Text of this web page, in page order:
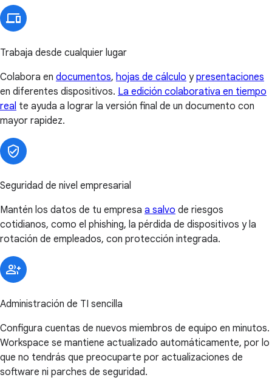
Trabaja desde cualquier lugar
Colabora en documentos, hojas de cálculo ypresentaciones
en diferentes dispositivos. La edición colaborativa en tiempo
real te ayuda a lograr la versión final de un documento con
mayor rapidez.
Seguridad de nivel empresarial
Mantén los datos de tu empresa a salvo de riesgos
cotidianos, como el phishing, la pérdida de dispositivos y la
rotación de empleados, con protección integrada.
Administración de TI sencilla
Configura cuentas de nuevos miembros de equipo en minutos.
Workspace se mantiene actualizado automáticamente, por lo
que no tendrás que preocuparte por actualizaciones de
software ni parches de seguridad.